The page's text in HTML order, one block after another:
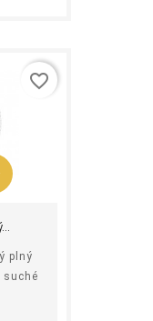
plný
suché
favorite_border